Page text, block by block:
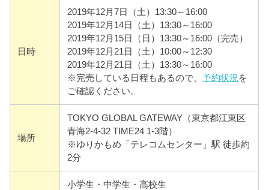
日時
2019年12月7日（土）13:30～16:00
2019年12月14日（土）13:30～16:00
2019年12月15日（日）13:30～16:00（完売）
2019年12月21日（土）10:00～12:30
2019年12月21日（土）13:30～16:00
※完売している日程もあるので、予約状況 を
ご確認ください。
場所
TOKYO GLOBAL GATEWAY（東京都江東区
青海2-4-32 TIME24 1-3階）
※ゆりかもめ「テレコムセンター」駅 徒歩約
2分
小学生・中学生・高校生